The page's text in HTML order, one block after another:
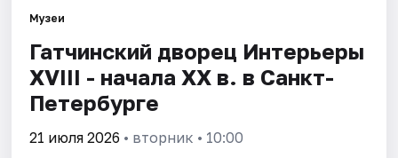
Города
Площадки
Артисты
Музеи
Гатчинский дворец Интерьеры
ХVIII - начала ХХ в. в Санкт-
Петербурге
21 июля 2026 • вторник • 10:00